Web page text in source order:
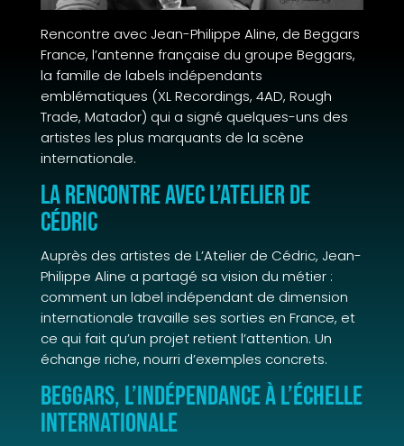
Rencontre avec Jean-Philippe Aline, de Beggars
France, l’antenne française du groupe Beggars,
la famille de labels indépendants
emblématiques (XL Recordings, 4AD, Rough
Trade, Matador) qui a signé quelques-uns des
artistes les plus marquants de la scène
internationale.
La rencontre avec L’Atelier de
Cédric
Auprès des artistes de L’Atelier de Cédric, Jean-
Philippe Aline a partagé sa vision du métier :
comment un label indépendant de dimension
internationale travaille ses sorties en France, et
ce qui fait qu’un projet retient l’attention. Un
échange riche, nourri d’exemples concrets.
Beggars, l’indépendance à l’échelle
internationale